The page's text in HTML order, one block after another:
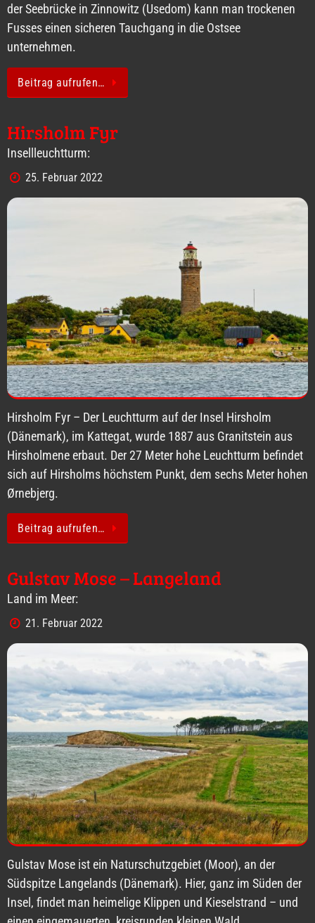
der Seebrücke in Zinnowitz (Usedom) kann man trockenen
Fusses einen sicheren Tauchgang in die Ostsee
unternehmen.
Beitrag aufrufen…
Hirsholm Fyr
Insellleuchtturm:
25. Februar 2022
Hirsholm Fyr – Der Leuchtturm auf der Insel Hirsholm
(Dänemark), im Kattegat, wurde 1887 aus Granitstein aus
Hirsholmene erbaut. Der 27 Meter hohe Leuchtturm befindet
sich auf Hirsholms höchstem Punkt, dem sechs Meter hohen
Ørnebjerg.
Beitrag aufrufen…
Gulstav Mose – Langeland
Land im Meer:
21. Februar 2022
Gulstav Mose ist ein Naturschutzgebiet (Moor), an der
Südspitze Langelands (Dänemark). Hier, ganz im Süden der
Insel, findet man heimelige Klippen und Kieselstrand – und